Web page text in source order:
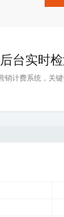
后台实时
销计费系统，关